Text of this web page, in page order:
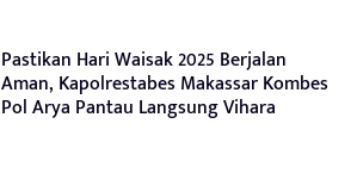
Pastikan Hari Waisak 2025 Berjalan
Aman, Kapolrestabes Makassar Kombes
Pol Arya Pantau Langsung Vihara